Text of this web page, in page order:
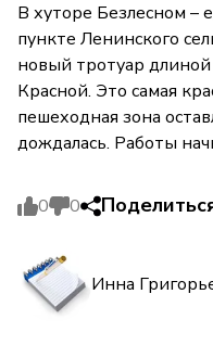
В хуторе Безлесном –
пункте Ленинского
новый тротуар
Красной. Это самая
пешеходная зона
дождалась. Работы
0 0
Инна